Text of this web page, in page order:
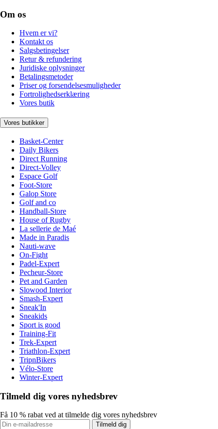
Om os
Hvem er vi?
Kontakt os
Salgsbetingelser
Retur & refundering
Juridiske oplysninger
Betalingsmetoder
Priser og forsendelsesmuligheder
Fortrolighedserklæring
Vores butik
Vores butikker
Basket-Center
Daily Bikers
Direct Running
Direct-Volley
Espace Golf
Foot-Store
Galop Store
Golf and co
Handball-Store
House of Rugby
La sellerie de Maé
Made in Paradis
Nauti-wave
On-Fight
Padel-Expert
Pecheur-Store
Pet and Garden
Slowood Interior
Smash-Expert
Sneak'In
Sneakids
Sport is good
Training-Fit
Trek-Expert
Triathlon-Expert
TripnBikers
Vélo-Store
Winter-Expert
Tilmeld dig vores nyhedsbrev
Få 10 % rabat ved at tilmelde dig vores nyhedsbrev
Tilmeld dig